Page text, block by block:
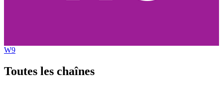
W9
Toutes les chaînes